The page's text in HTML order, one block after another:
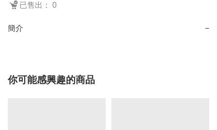
已售出： 0
簡介 −
你可能感興趣的商品